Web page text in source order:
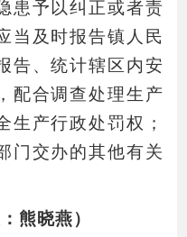
患予以纠正或者责
当及时报告镇人民
告、统计辖区内安
配合调查处理生产
生产行政处罚权；
门交办的其他有关
熊晓燕）